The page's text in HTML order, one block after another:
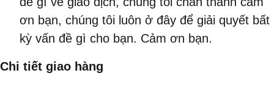
ơn bạn, chúng tôi luôn ở đây để giải quyết bất
kỳ vấn đề gì cho bạn. Cảm ơn bạn.
Chi tiết giao hàng